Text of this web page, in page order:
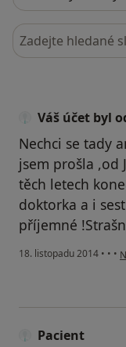
Hledejte v názorech
Váš účet byl
Nechci se tady
jsem prošla ,od
těch letech
doktorka a i
příjemné
18. listopadu 2014 • • •
Pacient